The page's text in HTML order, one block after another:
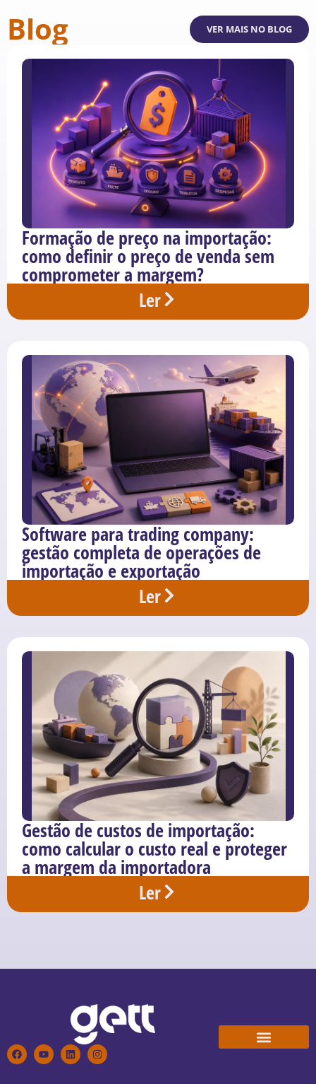
Blog VER MAIS NO BLOG
Formação de preço na importação:
como definir o preço de venda sem
comprometer a margem?
Ler
Software para trading company:
gestão completa de operações de
importação e exportação
Ler
Gestão de custos de importação:
como calcular o custo real e proteger
a margem da importadora
Ler